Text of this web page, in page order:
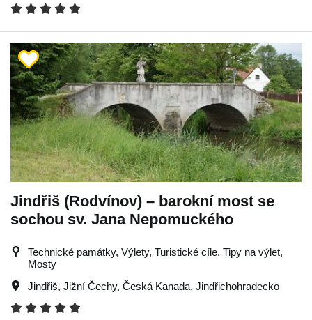
Jindřiš (Rodvínov) – barokní most se
sochou sv. Jana Nepomuckého
Technické památky, Výlety, Turistické cíle, Tipy na výlet,
Mosty
Jindřiš, Jižní Čechy, Česká Kanada, Jindřichohradecko